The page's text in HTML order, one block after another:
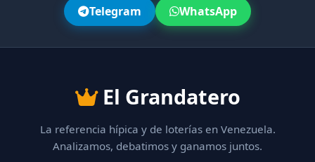
Telegram WhatsApp
El Grandatero
La referencia hípica y de loterías en Venezuela.
Analizamos, debatimos y ganamos juntos.